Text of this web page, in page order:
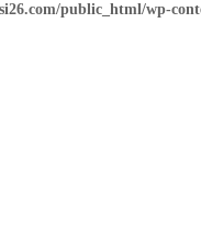
public_html/wp-